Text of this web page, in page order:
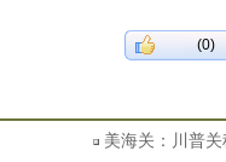
(0)
美海关：川普